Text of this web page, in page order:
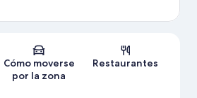
Mapa
Cómo moverse
por la zona
Restaurantes